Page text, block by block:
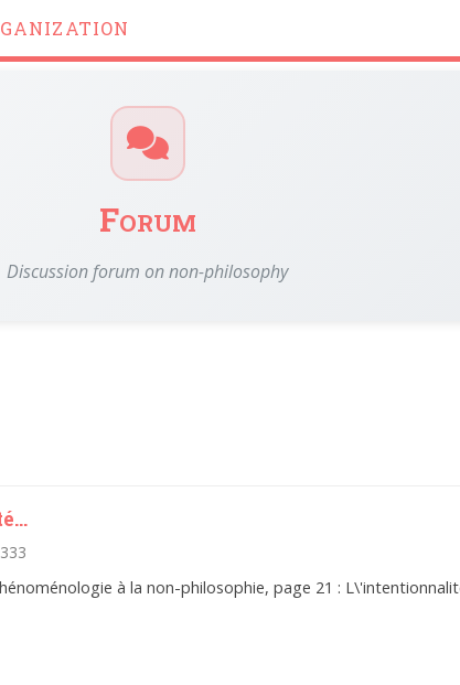
Forum
Discussion forum on non-philosophy
à la non-philosophie, page 21 :